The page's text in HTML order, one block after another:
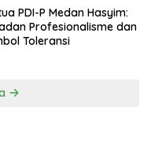
PDI-P Medan Hasyim:
Profesionalisme dan
Toleransi